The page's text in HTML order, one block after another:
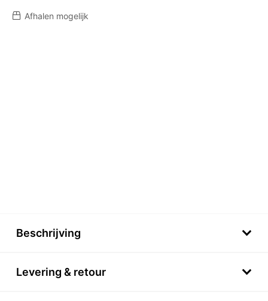
Afhalen mogelijk
Beschrijving
Levering & retour